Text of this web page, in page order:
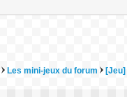
Les mini-jeux du forum